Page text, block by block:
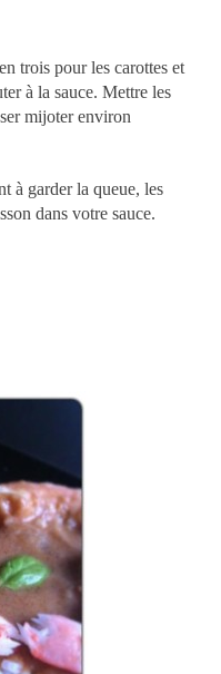
trois pour les carottes et
à la sauce. Mettre les
mijoter environ
à garder la queue, les
dans votre sauce.